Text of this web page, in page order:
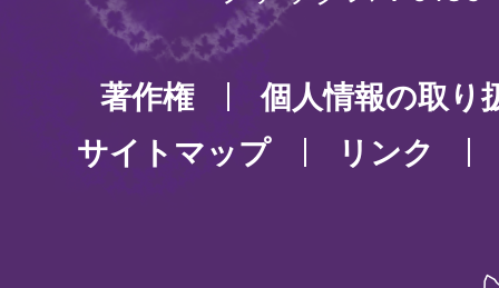
著作権
個人情報の取り
サイトマップ
リンク